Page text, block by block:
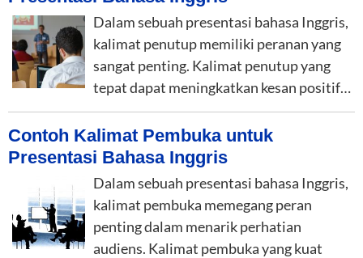
Dalam sebuah presentasi bahasa Inggris,
kalimat penutup memiliki peranan yang
sangat penting. Kalimat penutup yang
tepat dapat meningkatkan kesan positif…
Contoh Kalimat Pembuka untuk
Presentasi Bahasa Inggris
Dalam sebuah presentasi bahasa Inggris,
kalimat pembuka memegang peran
penting dalam menarik perhatian
audiens. Kalimat pembuka yang kuat